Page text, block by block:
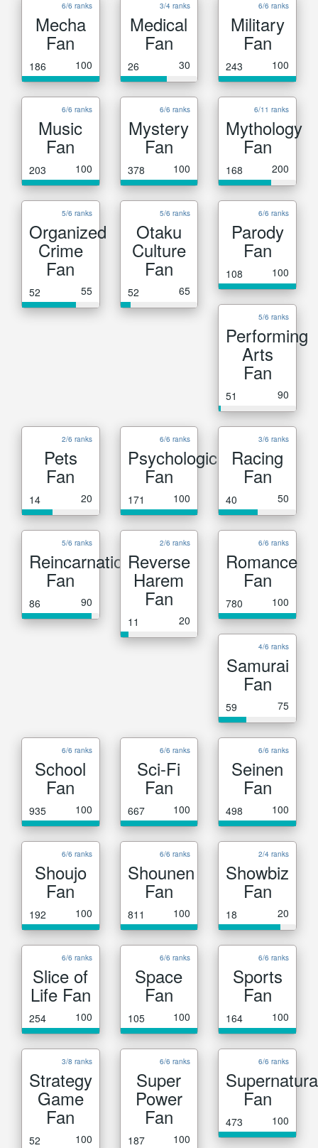
6/6 ranks
Mecha
Fan
186 100
3/4 ranks
Medical
Fan
26 30
6/6 ranks
Military
Fan
243 100
6/6 ranks
Music
Fan
203 100
6/6 ranks
Mystery
Fan
378 100
6/11 ranks
Mythology
Fan
168 200
5/6 ranks
Organized
Crime
Fan
52 55
5/6 ranks
Otaku
Culture
Fan
52 65
6/6 ranks
Parody
Fan
108 100
5/6 ranks
Performing
Arts
Fan
51 90
2/6 ranks
Pets
Fan
14 20
6/6 ranks
Psychological
Fan
171 100
3/6 ranks
Racing
Fan
40 50
5/6 ranks
Reincarnation
Fan
86 90
2/6 ranks
Reverse
Harem
Fan
11 20
6/6 ranks
Romance
Fan
780 100
4/6 ranks
Samurai
Fan
59 75
6/6 ranks
School
Fan
935 100
6/6 ranks
Sci-Fi
Fan
667 100
6/6 ranks
Seinen
Fan
498 100
6/6 ranks
Shoujo
Fan
192 100
6/6 ranks
Shounen
Fan
811 100
2/4 ranks
Showbiz
Fan
18 20
6/6 ranks
Slice of
Life Fan
254 100
6/6 ranks
Space
Fan
105 100
6/6 ranks
Sports
Fan
164 100
3/8 ranks
Strategy
Game
Fan
52 100
6/6 ranks
Super
Power
Fan
187 100
6/6 ranks
Fan
473 100